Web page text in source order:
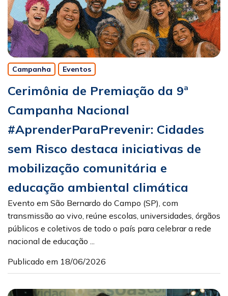
Campanha Eventos
Cerimônia de Premiação da 9ª
Campanha Nacional
#AprenderParaPrevenir: Cidades
sem Risco destaca iniciativas de
mobilização comunitária e
educação ambiental climática
Evento em São Bernardo do Campo (SP), com
transmissão ao vivo, reúne escolas, universidades, órgãos
públicos e coletivos de todo o país para celebrar a rede
nacional de educação ...
Publicado em 18/06/2026